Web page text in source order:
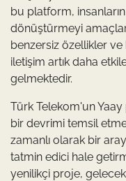
bu platform,
dönüştürmeyi
benzersiz özellikler ve
iletişim artık daha
gelmektedir.
Türk Telekom'un
bir devrimi temsil
zamanlı olarak bir
tatmin edici hale
yenilikçi proje,